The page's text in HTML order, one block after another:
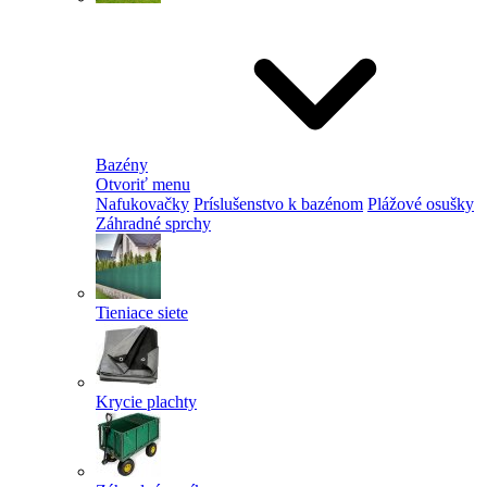
Bazény
Otvoriť menu
Nafukovačky Príslušenstvo k bazénom Plážové osušky
Záhradné sprchy
Tieniace siete
Krycie plachty